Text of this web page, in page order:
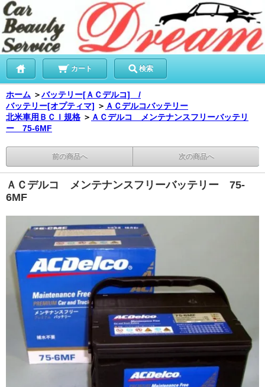
カート 検索
ホーム ＞バッテリー[ＡＣデルコ] /
バッテリー[オプティマ] ＞ ＡＣデルコバッテリー
北米車用ＢＣＩ規格 ＞ ＡＣデルコ メンテナンスフリーバッテリ
ー 75-6MF
前の商品へ 次の商品へ
ＡＣデルコ メンテナンスフリーバッテリー 75-
6MF